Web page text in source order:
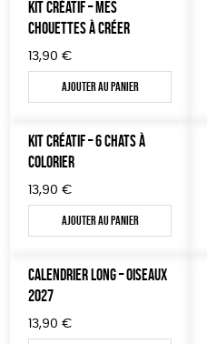
KIT CRÉATIF – MES
CHOUETTES À CRÉER
13,90 €
Ajouter au panier
KIT CRÉATIF – 6 CHATS À
COLORIER
13,90 €
Ajouter au panier
CALENDRIER LONG – OISEAUX
2027
13,90 €